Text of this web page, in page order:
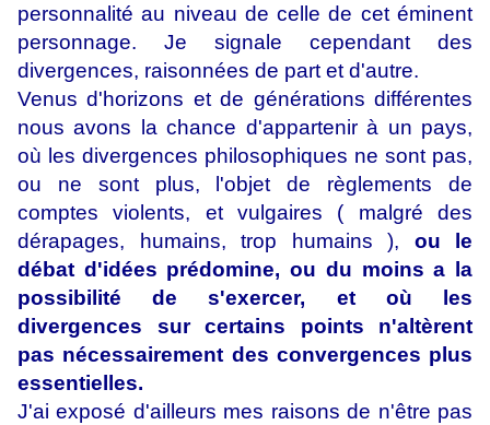
personnalité au niveau de celle de cet éminent
personnage. Je signale cependant des
divergences, raisonnées de part et d'autre.
Venus d'horizons et de générations différentes
nous avons la chance d'appartenir à un pays,
où les divergences philosophiques ne sont pas,
ou ne sont plus, l'objet de règlements de
comptes violents, et vulgaires ( malgré des
dérapages, humains, trop humains ),
ou le
débat d'idées prédomine, ou du moins a la
possibilité de s'exercer, et où les
divergences sur certains points n'altèrent
pas nécessairement des convergences plus
essentielles.
J'ai exposé d'ailleurs mes raisons de n'être pas